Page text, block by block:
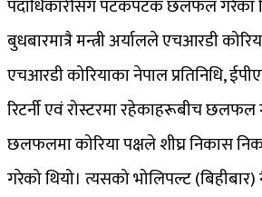
पदाधिकारीसँग पटकपटक छलफल गरेका
बुधबारमात्रै मन्त्री अर्यालले एचआरडी
एचआरडी कोरियाका नेपाल प्रतिनिधि,
रिटर्नी एवं रोस्टरमा रहेकाहरूबीच छलफल
छलफलमा कोरिया पक्षले शीघ्र निकास
गरेको थियो। त्यसको भोलिपल्ट (बिहीबार)